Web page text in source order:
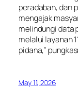
peradaban, dan
mengajak
melindungi data
melalui layanan
pidana,”
May 11, 2026